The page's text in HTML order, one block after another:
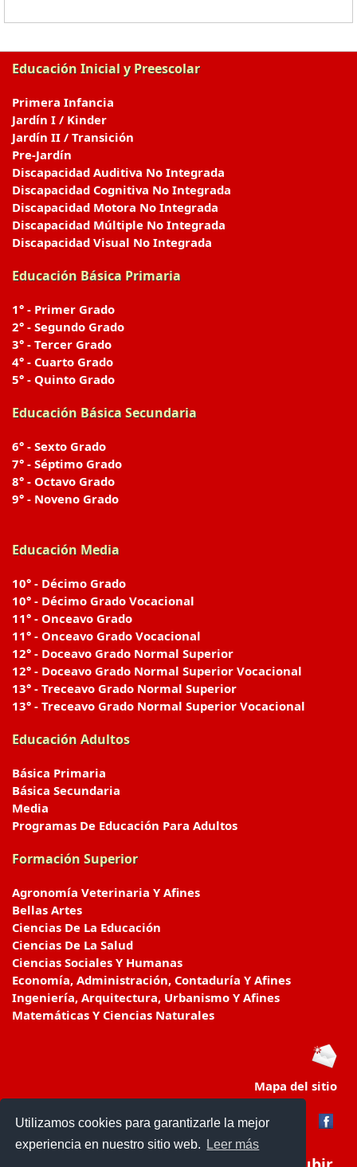
Utilizamos cookies para garantizarle la mejor
experiencia en nuestro sitio web.
Leer más
Educación Inicial y Preescolar
Primera Infancia
Jardín I / Kinder
Jardín II / Transición
Pre-Jardín
Discapacidad Auditiva No Integrada
Discapacidad Cognitiva No Integrada
Discapacidad Motora No Integrada
Discapacidad Múltiple No Integrada
Discapacidad Visual No Integrada
Educación Básica Primaria
1° - Primer Grado
2° - Segundo Grado
3° - Tercer Grado
4° - Cuarto Grado
5° - Quinto Grado
Educación Básica Secundaria
6° - Sexto Grado
7° - Séptimo Grado
8° - Octavo Grado
9° - Noveno Grado
Educación Media
10° - Décimo Grado
10° - Décimo Grado Vocacional
11° - Onceavo Grado
11° - Onceavo Grado Vocacional
12° - Doceavo Grado Normal Superior
12° - Doceavo Grado Normal Superior Vocacional
13° - Treceavo Grado Normal Superior
13° - Treceavo Grado Normal Superior Vocacional
Educación Adultos
Básica Primaria
Básica Secundaria
Media
Programas De Educación Para Adultos
Formación Superior
Agronomía Veterinaria Y Afines
Bellas Artes
Ciencias De La Educación
Ciencias De La Salud
Ciencias Sociales Y Humanas
Economía, Administración, Contaduría Y Afines
Ingeniería, Arquitectura, Urbanismo Y Afines
Matemáticas Y Ciencias Naturales
Mapa del sitio